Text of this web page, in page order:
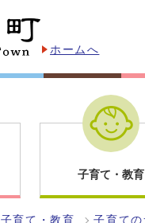
ホームへ
子育て・教育
子育て・教育 子育て